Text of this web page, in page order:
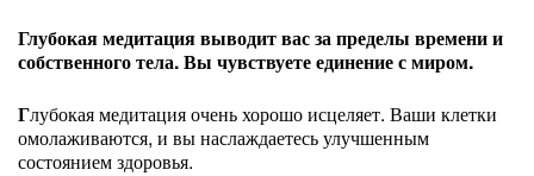
Глубокая медитация выводит вас за пределы времени и
собственного тела. Вы чувствуете единение с миром.
Глубокая медитация очень хорошо исцеляет. Ваши клетки
омолаживаются, и вы наслаждаетесь улучшенным
состоянием здоровья.